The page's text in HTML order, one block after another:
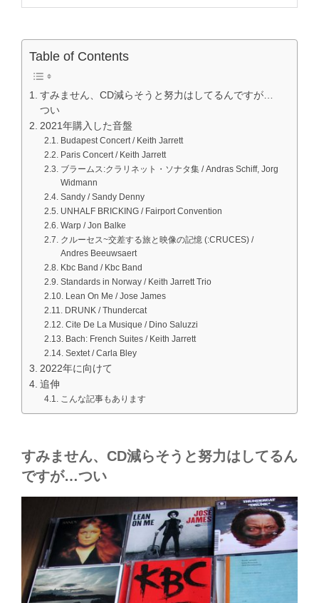
Table of Contents
すみません、CD減らそうと努力はしてるんですが…
つい
2021年購入した音盤
Budapest Concert / Keith Jarrett
Paris Concert / Keith Jarrett
ブラームス:クラリネット・ソナタ集 / Andras Schiff, Jorg
Widmann
Sandy / Sandy Denny
UNHALF BRICKING / Fairport Convention
Warp / Jon Balke
クルーセス~交差する旅と映像の記憶 (:CRUCES) /
Andres Beeuwsaert
Kbc Band / Kbc Band
Standards in Norway / Keith Jarrett Trio
Lean On Me / Jose James
DRUNK / Thundercat
Cite De La Musique / Dino Saluzzi
Bach: French Suites / Keith Jarrett
Sextet / Carla Bley
2022年に向けて
追伸
こんな記事もあります
すみません、CD減らそうと努力はしてるん
ですが…つい